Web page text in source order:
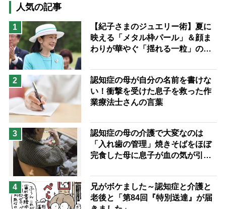
高木ブー
ケアマネジャー
猫が母になつきません
息子の遠距離介護サバイバル術
兄がボケました
予防法
人気の記事
1
【紀子さまのジュエリー術】夏に
映える「メタル枠パール」＆顔ま
わりが華やぐ「揺れる一粒」の使
2
認知症の母が自分の名前を書けな
い！衝撃を受けた息子を救った作
業療法士さんの言葉
3
認知症の母の介護で大変なのは
「入れ歯の管理」焼きそばをほぼ
完食した母に息子が血の気が引い
4
兄がボケました～認知症と介護と
老後と「第84回『特別送達』が届